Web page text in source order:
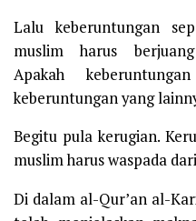
Lalu keberuntungan
muslim harus
Apakah
keberuntungan yang
Begitu pula kerugian.
muslim harus waspada
Di dalam al-Qur’an al-